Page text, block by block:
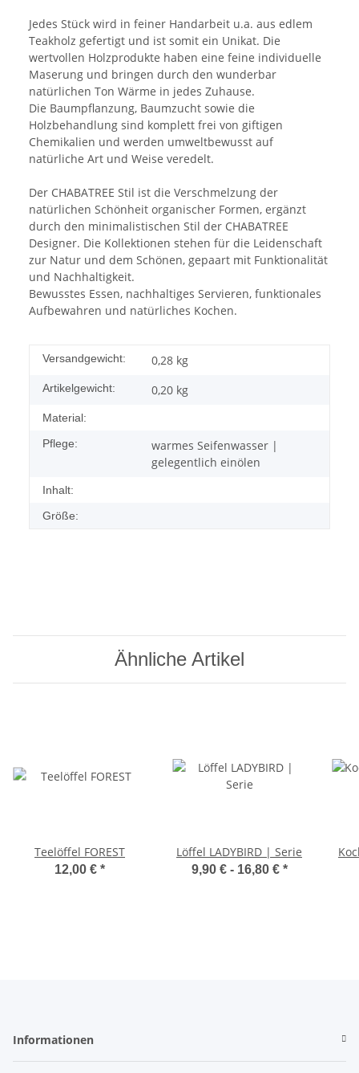
Jedes Stück wird in feiner Handarbeit u.a. aus edlem
Teakholz gefertigt und ist somit ein Unikat. Die
wertvollen Holzprodukte haben eine feine individuelle
Maserung und bringen durch den wunderbar
natürlichen Ton Wärme in jedes Zuhause.
Die Baumpflanzung, Baumzucht sowie die
Holzbehandlung sind komplett frei von giftigen
Chemikalien und werden umweltbewusst auf
natürliche Art und Weise veredelt.
Der CHABATREE Stil ist die Verschmelzung der
natürlichen Schönheit organischer Formen, ergänzt
durch den minimalistischen Stil der CHABATREE
Designer. Die Kollektionen stehen für die Leidenschaft
zur Natur und dem Schönen, gepaart mit Funktionalität
und Nachhaltigkeit.
Bewusstes Essen, nachhaltiges Servieren, funktionales
Aufbewahren und natürliches Kochen.
Versandgewicht: 0,28 kg
Artikelgewicht: 0,20 kg
Material:
Pflege:
warmes Seifenwasser |
gelegentlich einölen
Inhalt:
Größe:
Ähnliche Artikel
Teelöffel FOREST
12,00 € *
Löffel LADYBIRD | Serie
9,90 € - 16,80 € *
Informationen